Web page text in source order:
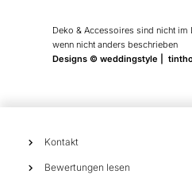
Deko & Accessoires sind nicht im
wenn nicht anders beschrieben
Designs © weddingstyle |
Kontakt
Bewertungen lesen